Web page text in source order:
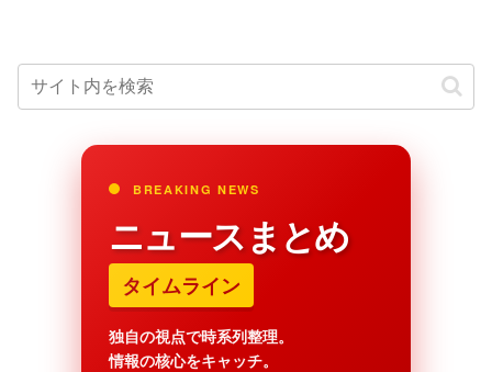
BREAKING NEWS
ニュースまとめ
タイムライン
独自の視点で時系列整理。
情報の核心をキャッチ。